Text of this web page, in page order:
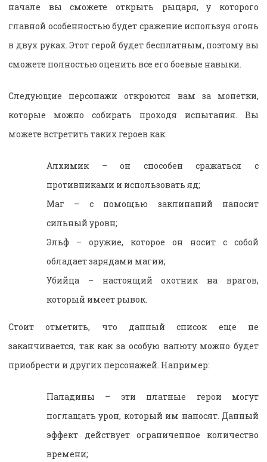
начале вы сможете открыть рыцаря, у которого
главной особенностью будет сражение используя огонь
в двух руках. Этот герой будет бесплатным, поэтому вы
сможете полностью оценить все его боевые навыки.
Следующие персонажи откроются вам за монетки,
которые можно собирать проходя испытания. Вы
можете встретить таких героев как:
Алхимик – он способен сражаться с
противниками и использовать яд;
Маг – с помощью заклинаний наносит
сильный уровн;
Эльф – оружие, которое он носит с собой
обладает зарядами магии;
Убийца – настоящий охотник на врагов,
который имеет рывок.
Стоит отметить, что данный список еще не
заканчивается, так как за особую валюту можно будет
приобрести и других персонажей. Например:
Паладины – эти платные герои могут
поглащать урон, который им наносят. Данный
эффект действует ограниченное количество
времени;